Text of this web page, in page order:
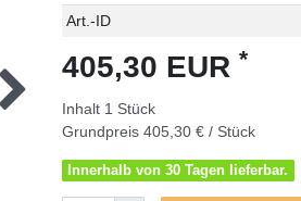
Technisches
Wert
Art.-ID
405,30 EUR *
Inhalt 1 Stück
Grundpreis 405,30 € / Stück
Innerhalb von 30 Tagen lieferbar.